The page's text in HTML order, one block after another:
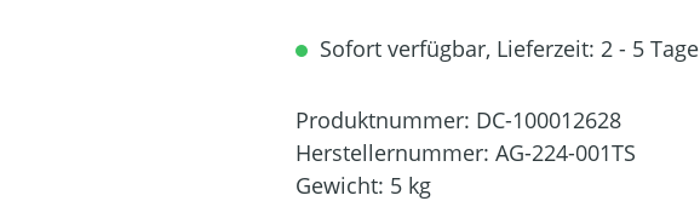
Sofort verfügbar, Lieferzeit: 2 - 5 Tage
Produktnummer: DC-100012628
Herstellernummer: AG-224-001TS
Gewicht: 5 kg